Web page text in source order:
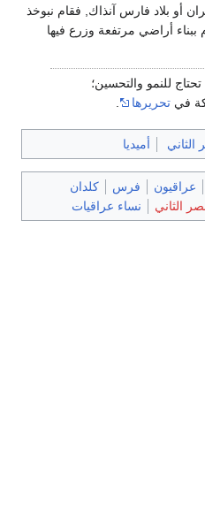
أو بلاد فارس آنذاك, فقام نبوخذ
ببناء أراضي مرتفعة وزرع فيها
تحتاج للنمو والتحسين؛
في تحريرها
الثاني أميديا
عراقيون فرس
كلدان
الثاني نساء عراقيات